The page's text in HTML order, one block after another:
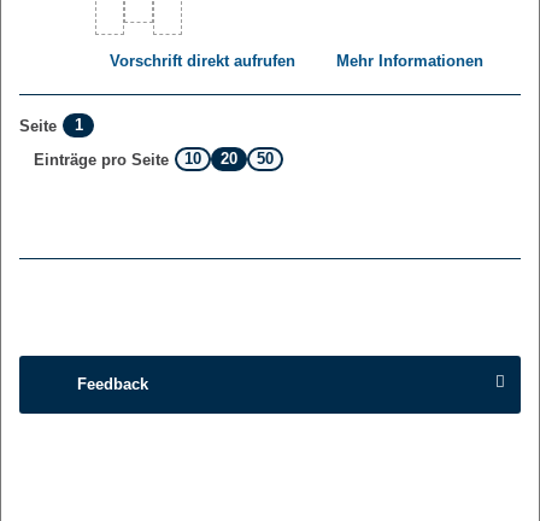
Vorschrift direkt aufrufen Mehr Informationen
Seite
1
Einträge pro Seite
10 20 50
Feedback